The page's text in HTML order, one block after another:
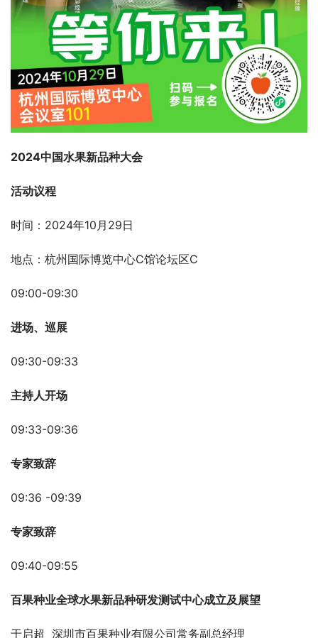
2024中国水果新品种大会
活动议程
时间：2024年10月29日
地点：杭州国际博览中心C馆论坛区C
09:00-09:30
进场、巡展
09:30-09:33
主持人开场
09:33-09:36
专家致辞
09:36 -09:39
专家致辞
09:40-09:55
百果种业全球水果新品种研发测试中心成立及展望
于启超  深圳市百果种业有限公司常务副总经理